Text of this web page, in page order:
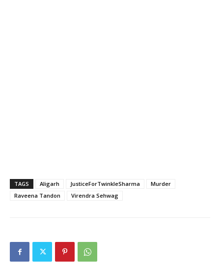
TAGS Aligarh JusticeForTwinkleSharma
Murder
Raveena Tandon
Virendra Sehwag